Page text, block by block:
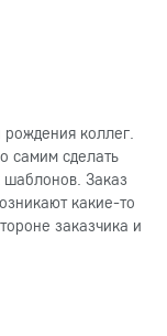
коллег.
самим сделать
Заказ
какие-то
заказчика и